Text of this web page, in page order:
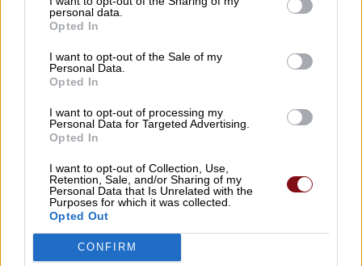
personal data.
Opted In
I want to opt-out of the Sale of my
Personal Data.
Opted In
I want to opt-out of processing my
Personal Data for Targeted Advertising.
Opted In
I want to opt-out of Collection, Use,
Retention, Sale, and/or Sharing of my
Personal Data that Is Unrelated with the
Purposes for which it was collected.
Opted Out
CONFIRM
Τα Φάρσαλα τρέχουν ξανά στα χνάρια του
Αχίλλειος Άθλος
07/08/2026 , 12:09
Τραγωδία στις Σέρρες: Νεκροί μητέρα και
φορτηγό
07/08/2026 , 12:05